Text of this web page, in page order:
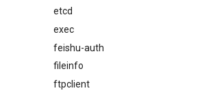
etcd
exec
feishu-auth
fileinfo
ftpclient